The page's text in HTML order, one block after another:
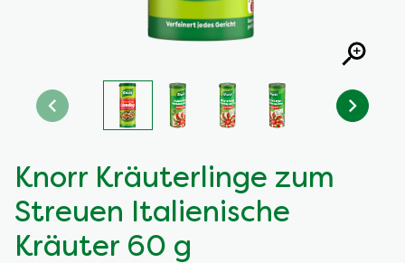
Knorr Kräuterlinge zum
Streuen Italienische
Kräuter 60 g